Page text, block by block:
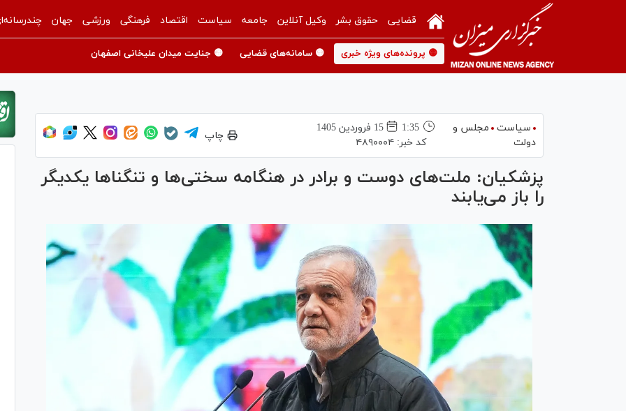
قضایی حقوق بشر وکیل آنلاین جامعه سیاست اقتصاد فرهنگی ورزشی جهان
🟡 پرونده‌های ویژه خبری 🟡 سامانه‌های قضایی 🟡 جنایت میدان علیخانی اصفهان
سیاست
مجلس و
دولت
1:35
15 فروردين 1405
کد خبر:۴۸۹۰۰۰۴
چاپ
پزشکیان: ملت‌های دوست و برادر در هنگامه سختی‌ها و تنگنا‌ها یکدیگر
را باز می‌یابند